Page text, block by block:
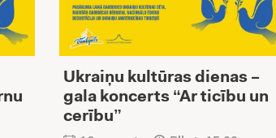
Ukraiņu kultūras dienas –
gala koncerts “Ar ticību un
cerību”